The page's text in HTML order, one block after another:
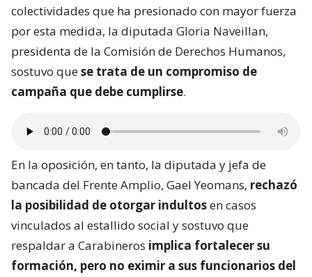
colectividades que ha presionado con mayor fuerza
por esta medida, la diputada Gloria Naveillan,
presidenta de la Comisión de Derechos Humanos,
sostuvo quese trata de un compromiso de
campaña que debe cumplirse.
En la oposición, en tanto, la diputada y jefa de
bancada del Frente Amplio, Gael Yeomans, rechazó
la posibilidad de otorgar indultosen casos
vinculados al estallido social y sostuvo que
respaldar a Carabineros implica fortalecer su
formación, pero no eximir a sus funcionarios del